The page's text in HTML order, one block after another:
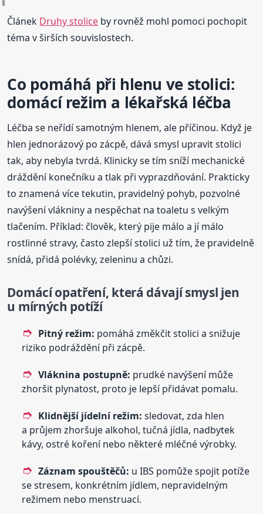
Článek Druhy stolice by rovněž mohl pomoci pochopit
téma v širších souvislostech.
Co pomáhá při hlenu ve stolici:
domácí režim a lékařská léčba
Léčba se neřídí samotným hlenem, ale příčinou. Když je
hlen jednorázový po zácpě, dává smysl upravit stolici
tak, aby nebyla tvrdá. Klinicky se tím sníží mechanické
dráždění konečníku a tlak při vyprazdňování. Prakticky
to znamená více tekutin, pravidelný pohyb, pozvolné
navýšení vlákniny a nespěchat na toaletu s velkým
tlačením. Příklad: člověk, který pije málo a jí málo
rostlinné stravy, často zlepší stolici už tím, že pravidelně
snídá, přidá polévky, zeleninu a chůzi.
Domácí opatření, která dávají smysl jen
u mírných potíží
Pitný režim: pomáhá změkčit stolici a snižuje
riziko podráždění při zácpě.
Vláknina postupně: prudké navýšení může
zhoršit plynatost, proto je lepší přidávat pomalu.
Klidnější jídelní režim: sledovat, zda hlen
a průjem zhoršuje alkohol, tučná jídla, nadbytek
kávy, ostré koření nebo některé mléčné výrobky.
Záznam spouštěčů: u IBS pomůže spojit potíže
se stresem, konkrétním jídlem, nepravidelným
režimem nebo menstruací.